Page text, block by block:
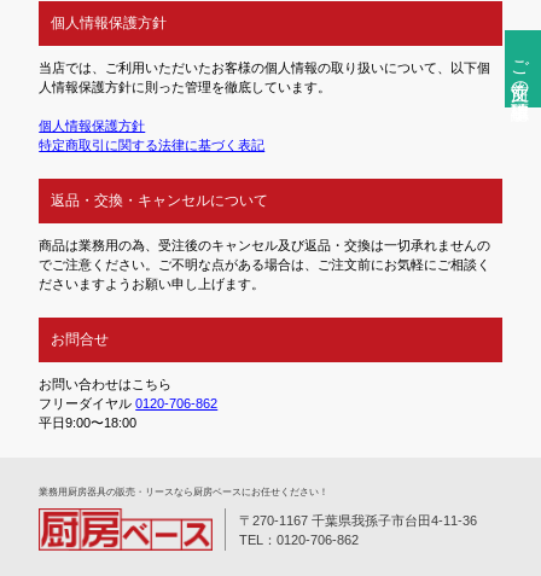
ご注文前の確認事項
個人情報保護方針
当店では、ご利用いただいたお客様の個人情報の取り扱いについて、以下個
人情報保護方針に則った管理を徹底しています。
個人情報保護方針
特定商取引に関する法律に基づく表記
返品・交換・キャンセルについて
商品は業務用の為、受注後のキャンセル及び返品・交換は一切承れませんの
でご注意ください。ご不明な点がある場合は、ご注文前にお気軽にご相談く
ださいますようお願い申し上げます。
お問合せ
お問い合わせはこちら
フリーダイヤル0120-706-862
平日9:00〜18:00
業務⽤厨房器具の販売・リースなら厨房ベースにお任せください！
〒270-1167 千葉県我孫子市台田4-11-36
TEL：0120-706-862